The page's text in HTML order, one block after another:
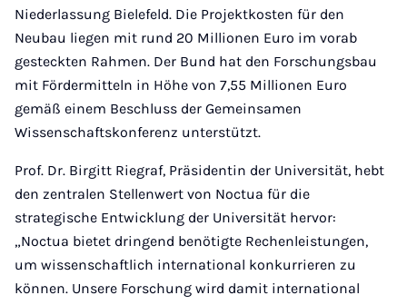
Niederlassung Bielefeld. Die Projektkosten für den
Neubau liegen mit rund 20 Millionen Euro im vorab
gesteckten Rahmen. Der Bund hat den Forschungsbau
mit Fördermitteln in Höhe von 7,55 Millionen Euro
gemäß einem Beschluss der Gemeinsamen
Wissenschaftskonferenz unterstützt.
Prof. Dr. Birgitt Riegraf, Präsidentin der Universität, hebt
den zentralen Stellenwert von Noctua für die
strategische Entwicklung der Universität hervor:
„Noctua bietet dringend benötigte Rechenleistungen,
um wissenschaftlich international konkurrieren zu
können. Unsere Forschung wird damit international